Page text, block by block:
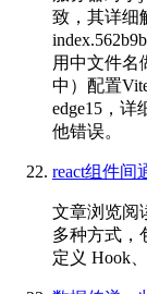
致，其详细
用中文件名
中）配置
edge15​，
他错误。
react组件间
文章浏览阅
多种方式，
定义 Hook